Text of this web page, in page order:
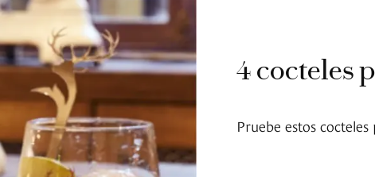
4 cocteles
Pruebe estos